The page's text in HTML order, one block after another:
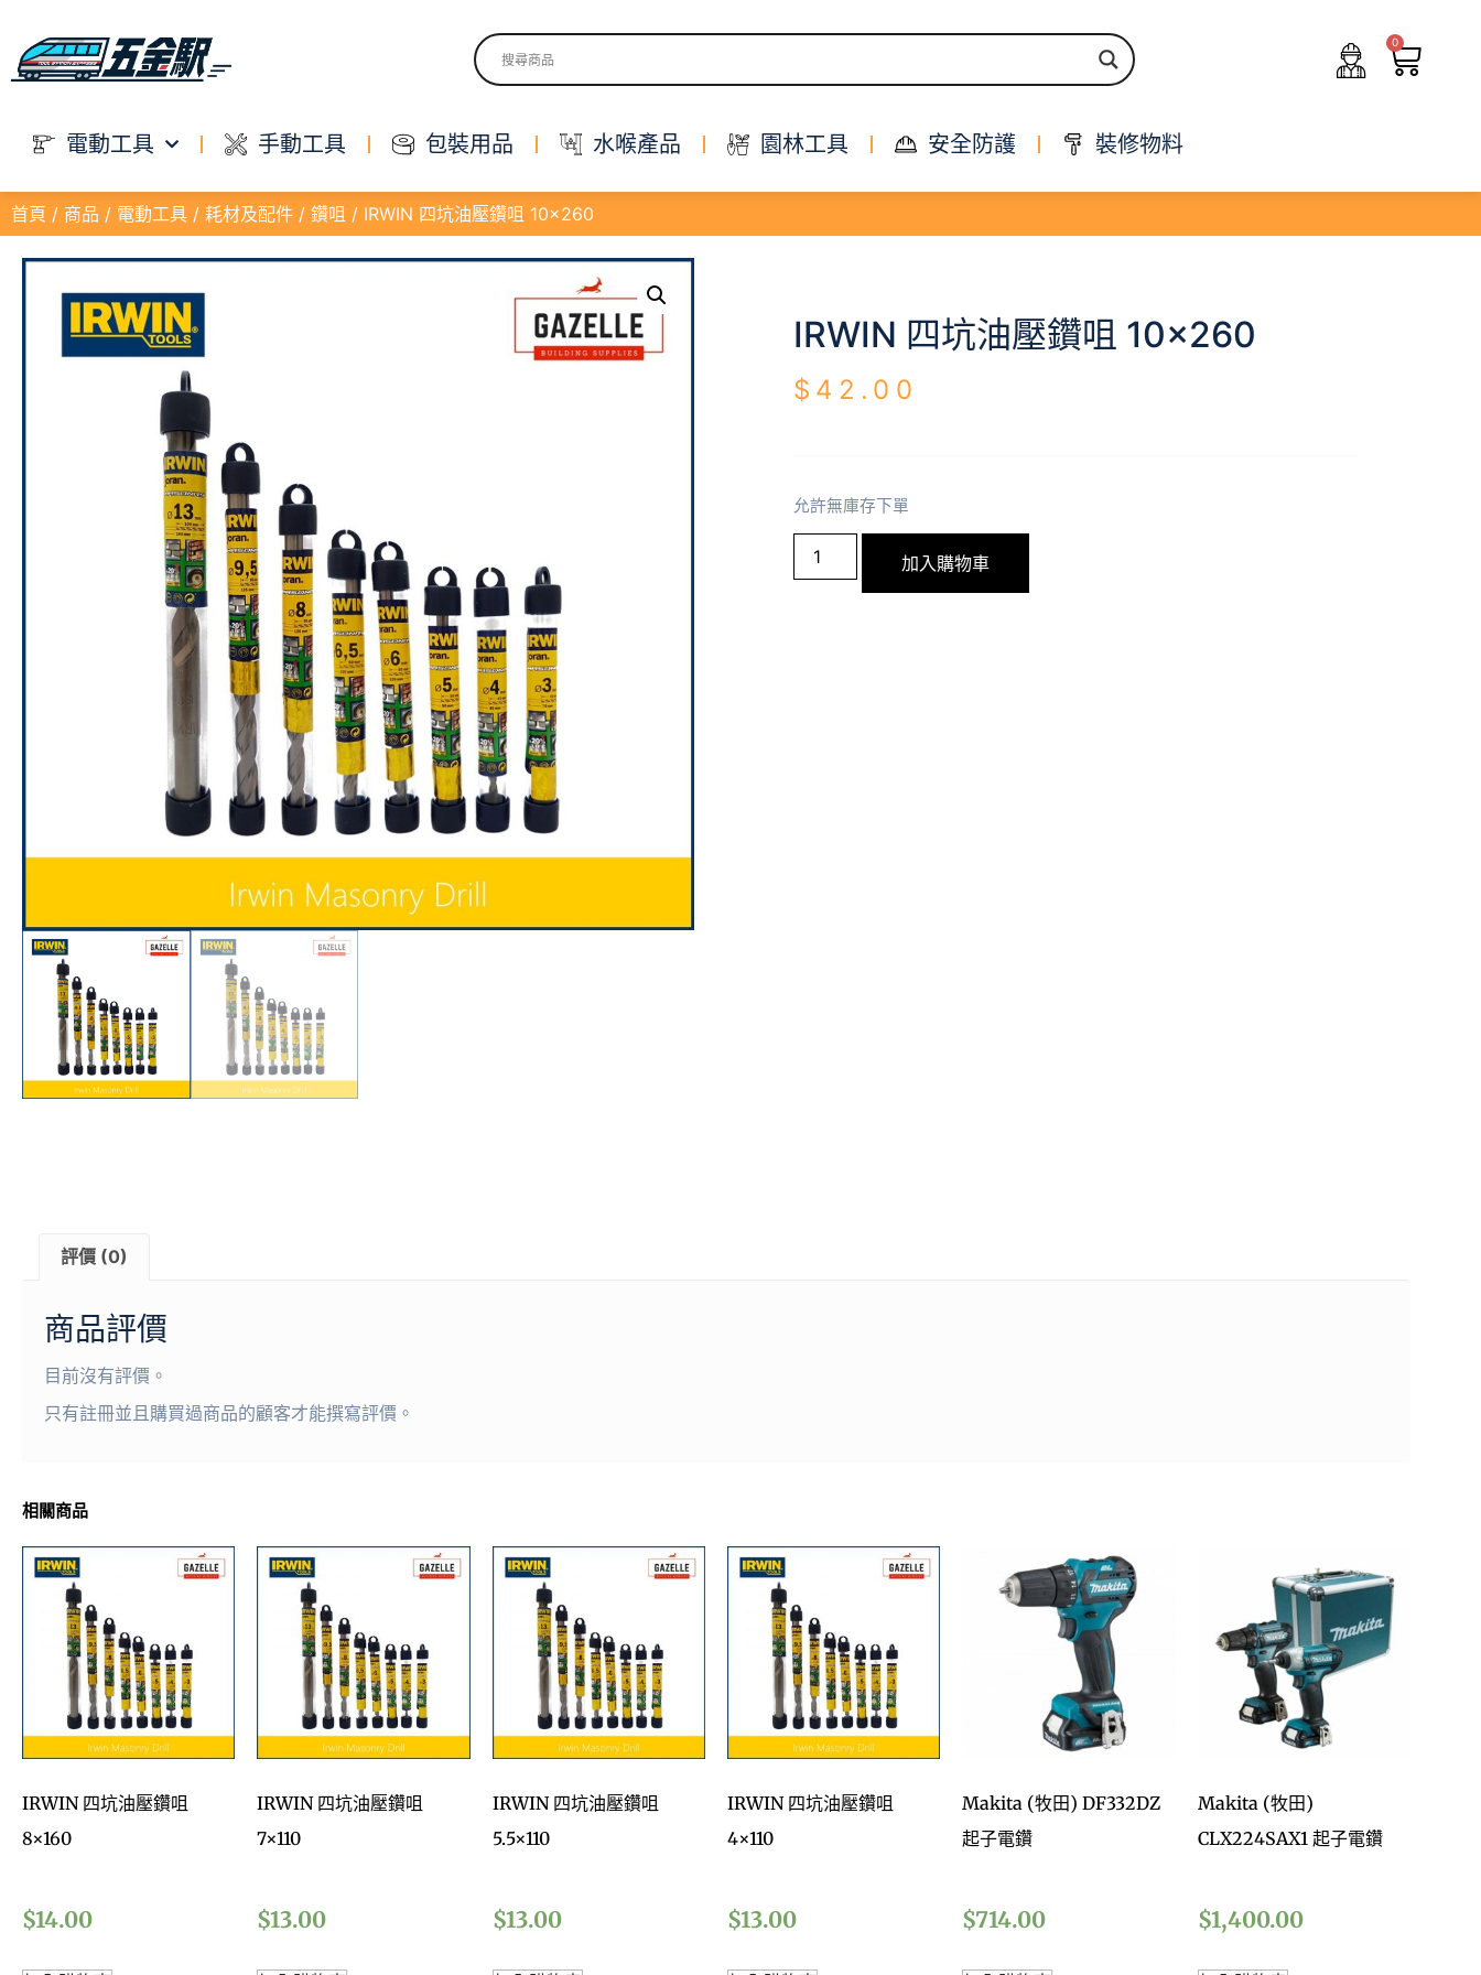
0
電動工具 手動工具 包裝用品 水喉產品 園林工具 安全防護 裝修物料
首頁 / 商品 / 電動工具 / 耗材及配件 / 鑽咀 / IRWIN 四坑油壓鑽咀 10×260
IRWIN 四坑油壓鑽咀 10×260
$ 42.00
允許無庫存下單
加入購物車
評價 (0)
商品評價
目前沒有評價。
只有註冊並且購買過商品的顧客才能撰寫評價。
相關商品
IRWIN 四坑油壓鑽咀
8×160
$14.00
IRWIN 四坑油壓鑽咀
7×110
$13.00
IRWIN 四坑油壓鑽咀
5.5×110
$13.00
IRWIN 四坑油壓鑽咀
4×110
$13.00
Makita (牧田) DF332DZ
起子電鑽
$714.00
Makita (牧田)
CLX224SAX1 起子電鑽
$1,400.00